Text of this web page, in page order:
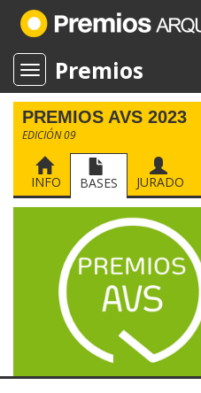
Toggle navigation
Premios
PREMIOS AVS 2023
EDICIÓN 09
INFO BASES JURADO